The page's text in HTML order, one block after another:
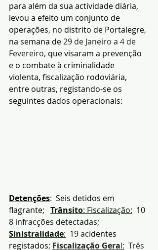
para além da sua actividade diária,
levou a efeito um conjunto de
operações, no distrito de Portalegre,
na semana de 29 de Janeiro a 4 de
Fevereiro, que visaram a prevenção
e o combate à criminalidade
violenta, fiscalização rodoviária,
entre outras, registando-se os
seguintes dados operacionais:
Detenções:  Seis detidos em
flagrante; Trânsito: Fiscalização: 10
8 infracções detectadas;
Sinistralidade: 19 acidentes
registados; Fiscalização Geral: Três